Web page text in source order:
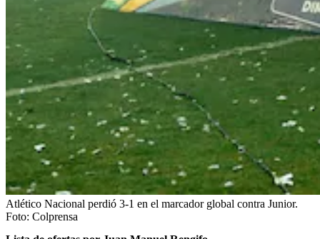
Atlético Nacional perdió 3-1 en el marcador global contra Junior.
Foto: Colprensa